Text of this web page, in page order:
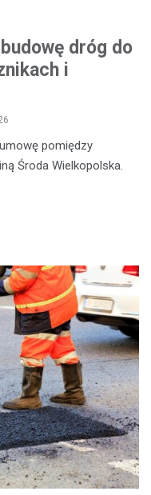
dróg do
i
pomiędzy
Środa Wielkopolska.